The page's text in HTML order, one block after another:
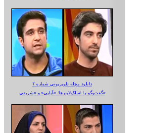
دانلود مجله تلویزیونی شماره 7
گفت‌وگو با اسلک‌لاینرها؛ «آبایی» و «شریفی»